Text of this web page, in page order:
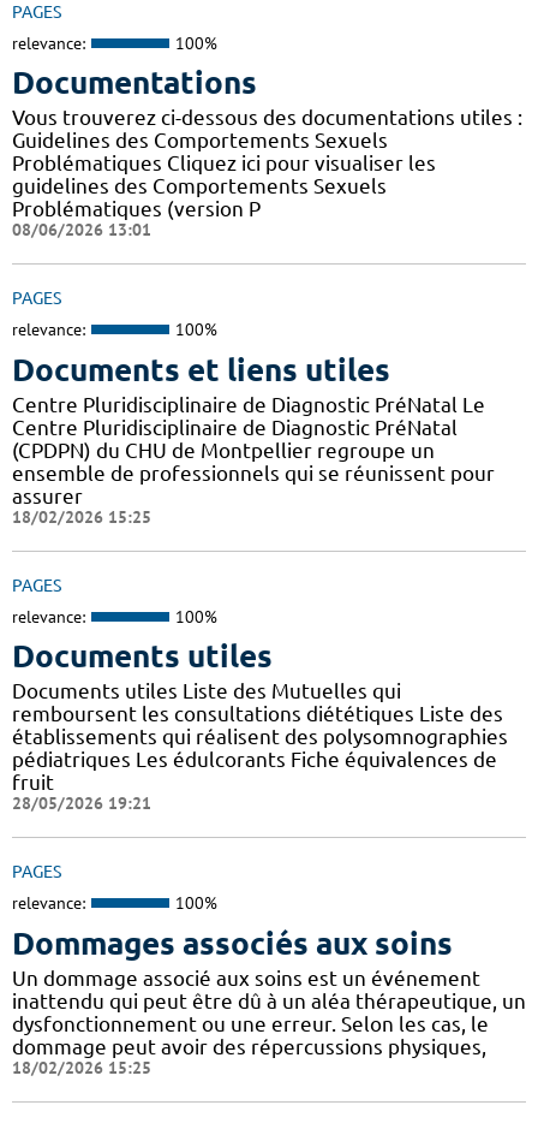
PAGES
relevance: 100%
Documentations
Vous trouverez ci-dessous des documentations utiles :
Guidelines des Comportements Sexuels
Problématiques Cliquez ici pour visualiser les
guidelines des Comportements Sexuels
Problématiques (version P
08/06/2026 13:01
PAGES
relevance: 100%
Documents et liens utiles
Centre Pluridisciplinaire de Diagnostic PréNatal Le
Centre Pluridisciplinaire de Diagnostic PréNatal
(CPDPN) du CHU de Montpellier regroupe un
ensemble de professionnels qui se réunissent pour
assurer
18/02/2026 15:25
PAGES
relevance: 100%
Documents utiles
Documents utiles Liste des Mutuelles qui
remboursent les consultations diététiques Liste des
établissements qui réalisent des polysomnographies
pédiatriques Les édulcorants Fiche équivalences de
fruit
28/05/2026 19:21
PAGES
relevance: 100%
Dommages associés aux soins
Un dommage associé aux soins est un événement
inattendu qui peut être dû à un aléa thérapeutique, un
dysfonctionnement ou une erreur. Selon les cas, le
dommage peut avoir des répercussions physiques,
18/02/2026 15:25